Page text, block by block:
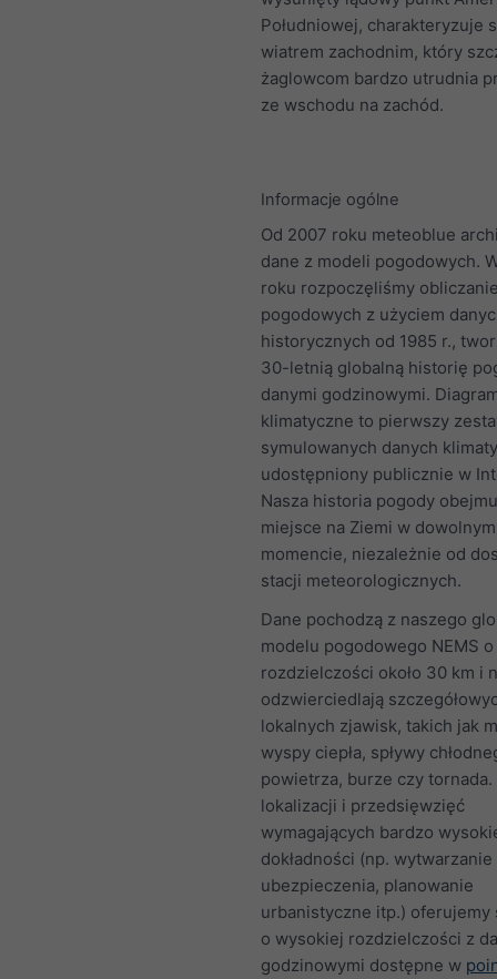
Południowej, charakteryzuje
wiatrem zachodnim, który
żaglowcom bardzo utrudnia
ze wschodu na zachód.
Informacje ogólne
Od 2007 roku meteoblue
dane z modeli pogodowych.
roku rozpoczęliśmy
pogodowych z użyciem
historycznych od 1985 r.,
30-letnią globalną historię
danymi godzinowymi.
klimatyczne to pierwszy
symulowanych danych
udostępniony publicznie w
Nasza historia pogody
miejsce na Ziemi w dowolnym
momencie, niezależnie od
stacji meteorologicznych.
Dane pochodzą z naszego
modelu pogodowego NEMS o
rozdzielczości około 30 km i
odzwierciedlają
lokalnych zjawisk, takich jak
wyspy ciepła, spływy
powietrza, burze czy tornada.
lokalizacji i przedsięwzięć
wymagających bardzo
dokładności (np.
ubezpieczenia, planowanie
urbanistyczne itp.) oferujemy
o wysokiej rozdzielczości z
godzinowymi dostępne w